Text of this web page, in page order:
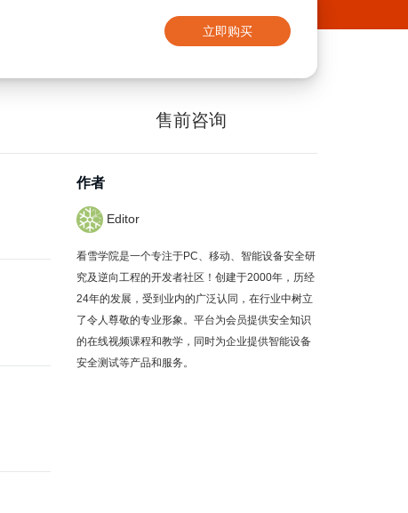
立即购买
售前咨询
作者
Editor
看雪学院是一个专注于PC、移动、智能设备安全研
究及逆向工程的开发者社区！创建于2000年，历经
24年的发展，受到业内的广泛认同，在行业中树立
了令人尊敬的专业形象。平台为会员提供安全知识
的在线视频课程和教学，同时为企业提供智能设备
安全测试等产品和服务。